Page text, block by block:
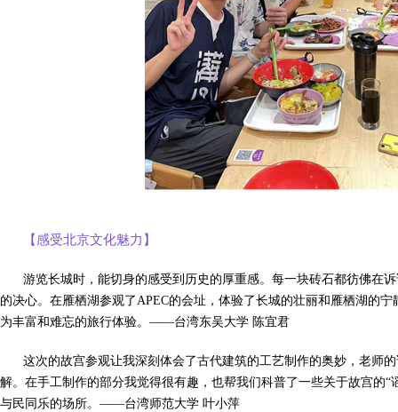
【感受北京文化魅力】
游览长城时，能切身的感受到历史的厚重感。每一块砖石都彷佛在
的决心。在雁栖湖参观了APEC的会址，体验了长城的壮丽和雁栖湖的
为丰富和难忘的旅行体验。——台湾东吴大学 陈宜君
这次的故宫参观让我深刻体会了古代建筑的工艺制作的奥妙，老师
解。在手工制作的部分我觉得很有趣，也帮我们科普了一些关于故宫的
与民同乐的场所。——台湾师范大学 叶小萍